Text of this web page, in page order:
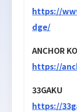
https://
dge/
ANCHOR
https://
33GAKU
https://